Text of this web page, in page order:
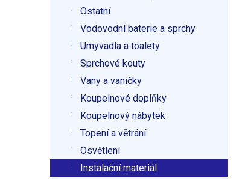
Ostatní
Vodovodní baterie a sprchy
Umyvadla a toalety
Sprchové kouty
Vany a vaničky
Koupelnové doplňky
Koupelnový nábytek
Topení a větrání
Osvětlení
Instalační materiál